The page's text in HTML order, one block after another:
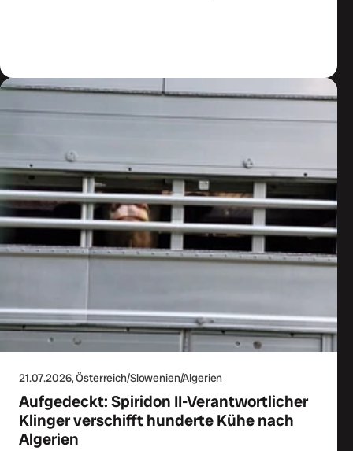
21.07.2026, Österreich/Slowenien/Algerien
Aufgedeckt: Spiridon II-Verantwortlicher
Klinger verschifft hunderte Kühe nach
Algerien